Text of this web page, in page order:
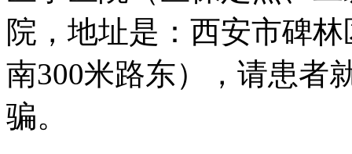
院，地址是：西安市碑
南300米路东），请患者
骗。